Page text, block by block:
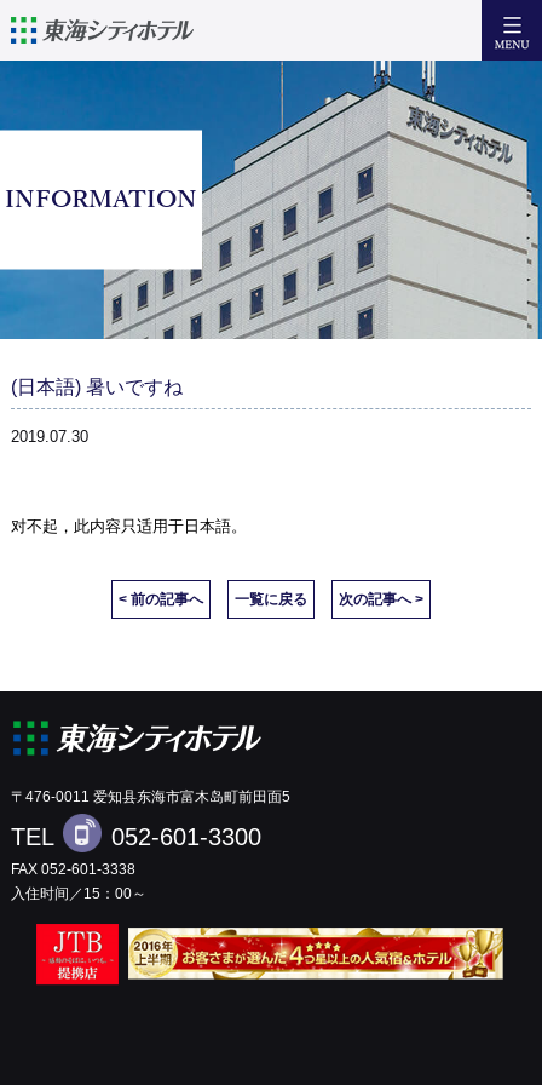
English
簡体中文 繁體中文
住宿
设备·服务
早 餐
访问
INFORMATION
(日本語) 暑いですね
2019.07.30
对不起，此内容只适用于日本語。
< 前の記事へ 一覧に戻る 次の記事へ >
〒476-0011 爱知县东海市富木岛町前田面5
TEL 052-601-3300
FAX 052-601-3338
入住时间／15：00～